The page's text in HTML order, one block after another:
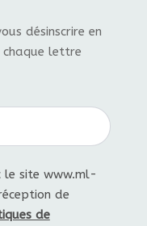
désinscrire en
lettre
le site www.ml-
de
de